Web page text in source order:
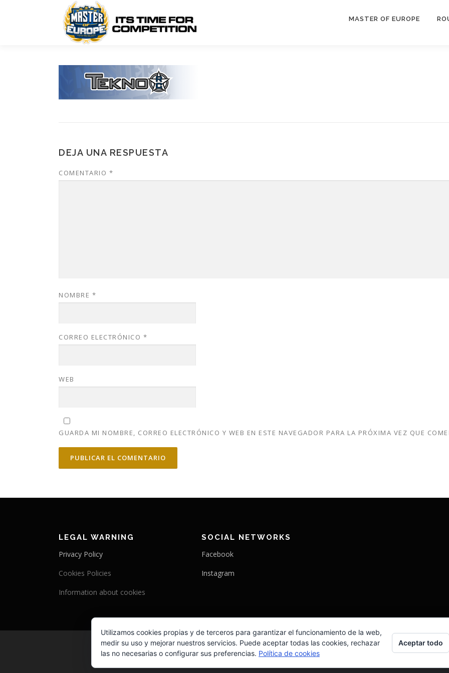
MASTER OF EUROPE
DEJA UNA RESPUESTA
COMENTARIO *
NOMBRE *
CORREO ELECTRÓNICO *
WEB
GUARDA MI NOMBRE, CORREO ELECTRÓNICO Y WEB EN ESTE NAVEGADOR PARA LA PRÓXIMA VEZ QUE
LEGAL WARNING
Privacy Policy
Cookies Policies
Information about cookies
SOCIAL NETWORKS
Facebook
Instagram
Utilizamos cookies propias y de terceros para garantizar el funcionamiento de la web,
medir su uso y mejorar nuestros servicios. Puede aceptar todas las cookies, rechazar
las no necesarias o configurar sus preferencias. Política de cookies
Aceptar todo